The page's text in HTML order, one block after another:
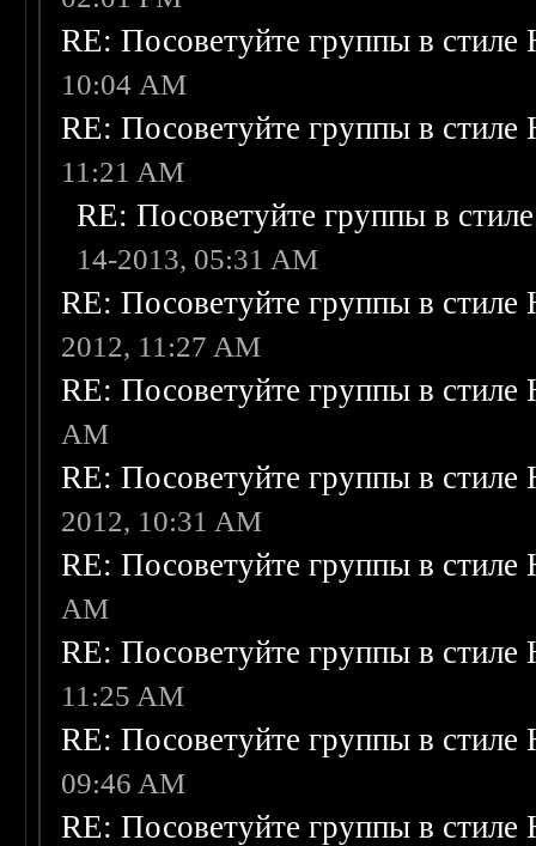
RE: Посоветуйте группы в стиле
10:04 AM
RE: Посоветуйте группы в стиле
11:21 AM
RE: Посоветуйте группы в
14-2013, 05:31 AM
RE: Посоветуйте группы в стиле
2012, 11:27 AM
RE: Посоветуйте группы в стиле
AM
RE: Посоветуйте группы в стиле
2012, 10:31 AM
RE: Посоветуйте группы в стиле
AM
RE: Посоветуйте группы в стиле
11:25 AM
RE: Посоветуйте группы в стиле
09:46 AM
RE: Посоветуйте группы в стиле